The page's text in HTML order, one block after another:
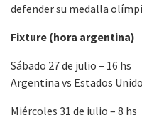
defender su medalla
Fixture (hora argentina)
Sábado 27 de julio – 16 hs
Argentina vs Estados
Miércoles 31 de julio – 8 hs